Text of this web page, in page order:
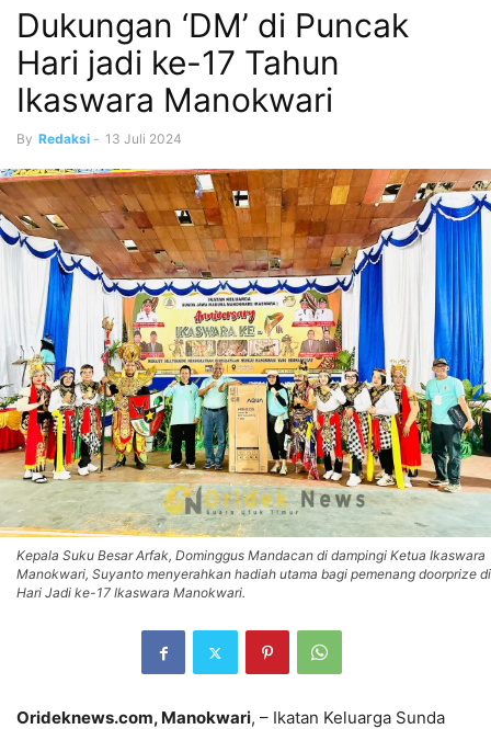
Dukungan ‘DM’ di Puncak
Hari jadi ke-17 Tahun
Ikaswara Manokwari
By Redaksi - 13 Juli 2024
Kepala Suku Besar Arfak, Dominggus Mandacan di dampingi Ketua Ikaswara
Manokwari, Suyanto menyerahkan hadiah utama bagi pemenang doorprize di
Hari Jadi ke-17 Ikaswara Manokwari.
Orideknews.com, Manokwari, – Ikatan Keluarga Sunda